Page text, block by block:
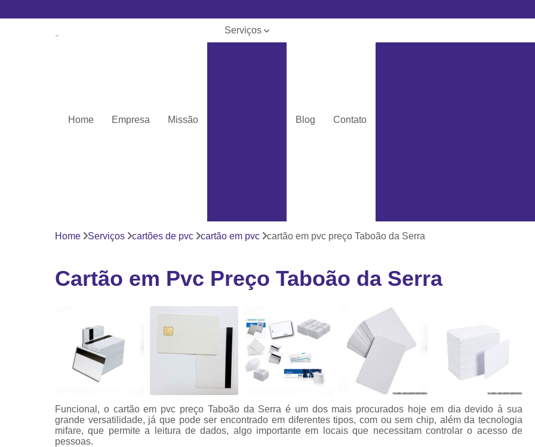
Home Empresa Missão
Serviços
Impressoras
Ribbon
impressoras
Ribbons
Blog Contato
Cartão de Visita em Pvc
Cartão Fidelidade Pvc
Cordão de Crachá
Cordão para Crachá
Cordão para Crachá em
Cordão para Crachá
Fábrica
Cordões para
Home Serviços cartões de pvc cartão em pvc cartão em pvc preço Taboão da Serra
Cartão em Pvc Preço Taboão da Serra
Funcional, o cartão em pvc preço Taboão da Serra é um dos mais procurados hoje em dia devido à sua
grande versatilidade, já que pode ser encontrado em diferentes tipos, com ou sem chip, além da tecnologia
mifare, que permite a leitura de dados, algo importante em locais que necessitam controlar o acesso de
pessoas.